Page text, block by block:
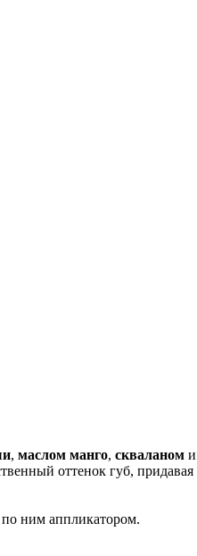
, маслом манго, скваланом и
оттенок губ, придавая
по ним аппликатором.